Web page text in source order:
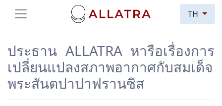
TH
ประธาน ALLATRA หารือเรื่องการ
เปลี่ยนแปลงสภาพอากาศกับสมเด็จ
พระสันตปาปาฟรานซิส